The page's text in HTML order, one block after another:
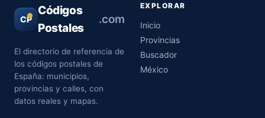
CP
Códigos
Postales
.com
El directorio de referencia de
los códigos postales de
España: municipios,
provincias y calles, con
datos reales y mapas.
EXPLORAR
Inicio
Provincias
Buscador
México